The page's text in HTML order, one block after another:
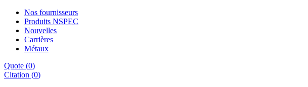
Nos fournisseurs
Produits NSPEC
Nouvelles
Carrières
Métaux
Quote (0)
Citation (0)